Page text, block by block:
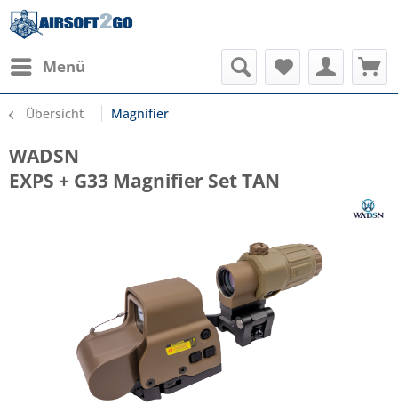
Menü
Übersicht Magnifier
WADSN
EXPS + G33 Magnifier Set TAN